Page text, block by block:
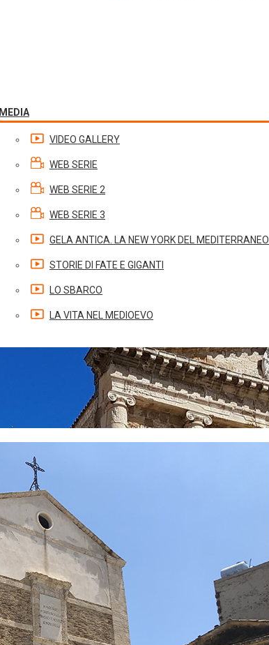
MEDIA
VIDEO GALLERY
WEB SERIE
WEB SERIE 2
WEB SERIE 3
GELA ANTICA. LA NEW YORK DEL MEDITERRANEO
STORIE DI FATE E GIGANTI
LO SBARCO
LA VITA NEL MEDIOEVO